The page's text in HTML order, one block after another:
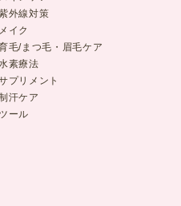
外線対策
メイク
毛/まつ毛・眉毛ケア
素療法
プリメント
汗ケア
ツール